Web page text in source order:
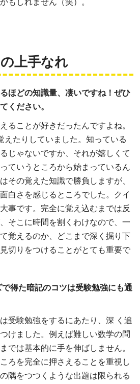
上手なれ
ほどの知識量、凄いですね！ぜひ
ください。
ることが好きだったんですよね。
えたりしていました。知っている
じゃないですか、それが嬉しくて
ていうところから始まっているん
その覚えた知識で勝負しますが、
白さを感じるところでした。クイ
事です。完全に覚え込むまでは反
そこに時間を割くわけなので、一
覚えるのか、どこまで深く掘り下
切りをつけることがとても重要で
得た暗記のコツは受験勉強にも通
受験勉強をするにあたり、深 く追
けました。例えば難しい数学の問
では基本的に手を伸ばしません。
ろを完全に押さえることを重視し
隅をつつくような出題は限られる